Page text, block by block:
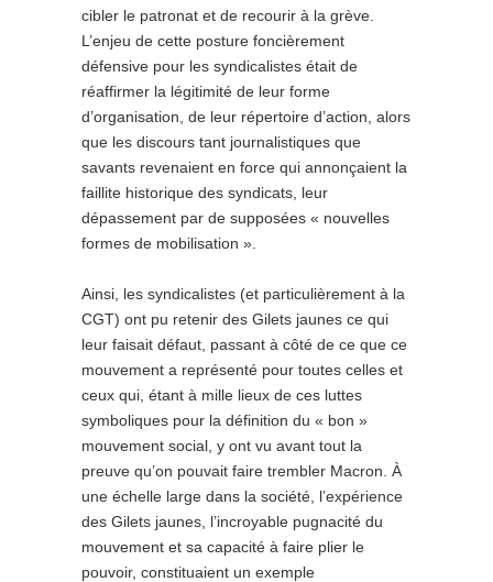
cibler le patronat et de recourir à la grève.
L’enjeu de cette posture foncièrement
défensive pour les syndicalistes était de
réaffirmer la légitimité de leur forme
d’organisation, de leur répertoire d’action, alors
que les discours tant journalistiques que
savants revenaient en force qui annonçaient la
faillite historique des syndicats, leur
dépassement par de supposées « nouvelles
formes de mobilisation ».
Ainsi, les syndicalistes (et particulièrement à la
CGT) ont pu retenir des Gilets jaunes ce qui
leur faisait défaut, passant à côté de ce que ce
mouvement a représenté pour toutes celles et
ceux qui, étant à mille lieux de ces luttes
symboliques pour la définition du « bon »
mouvement social, y ont vu avant tout la
preuve qu’on pouvait faire trembler Macron. À
une échelle large dans la société, l’expérience
des Gilets jaunes, l’incroyable pugnacité du
mouvement et sa capacité à faire plier le
pouvoir, constituaient un exemple